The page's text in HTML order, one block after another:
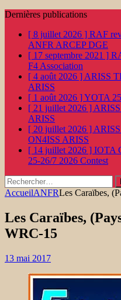
Dernières publications
[ 8 juillet 2026 ] RAF
ANFR ARCEP DGE
[ 17 septembre 2021 ]
F4 Association
[ 4 août 2026 ] ARISS
ARISS
[ 1 août 2026 ]YOTA
[ 21 juillet 2026 ]
ARISS
[ 20 juillet 2026 ]
ON4ISS ARISS
[ 14 juillet 2026 ] IOTA
25-26/7 2026 Contest
Rechercher :
AccueilANFRLes Caraïbes,
Les Caraïbes,
WRC-15
13 mai 2017